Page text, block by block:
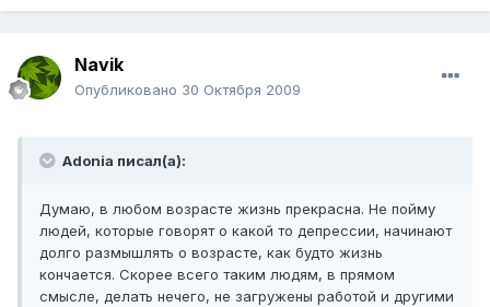
Navik
Опубликовано 30 Октября 2009
Adonia писал(а):
Думаю, в любом возрасте жизнь прекрасна. Не пойму
людей, которые говорят о какой то депрессии, начинают
долго размышлять о возрасте, как будто жизнь
кончается. Скорее всего таким людям, в прямом
смысле, делать нечего, не загружены работой и другими